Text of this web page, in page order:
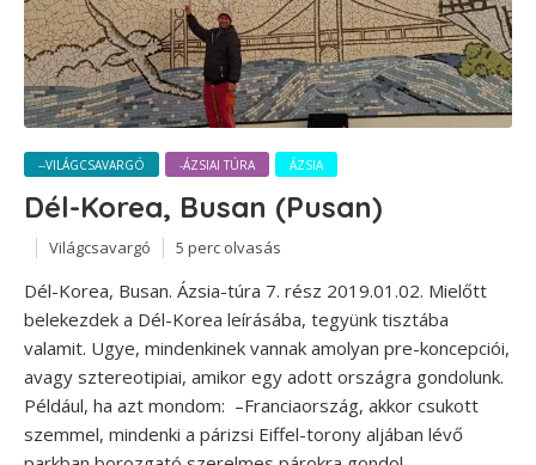
--VILÁGCSAVARGÓ -ÁZSIAI TÚRA ÁZSIA
Dél-Korea, Busan (Pusan)
Világcsavargó 5 perc olvasás
Dél-Korea, Busan. Ázsia-túra 7. rész 2019.01.02. Mielőtt
belekezdek a Dél-Korea leírásába, tegyünk tisztába
valamit. Ugye, mindenkinek vannak amolyan pre-koncepciói,
avagy sztereotipiai, amikor egy adott országra gondolunk.
Például, ha azt mondom: –Franciaország, akkor csukott
szemmel, mindenki a párizsi Eiffel-torony aljában lévő